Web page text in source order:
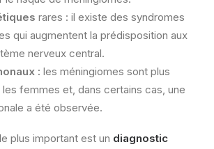
rares : il existe des syndromes
qui augmentent la prédisposition aux
nerveux central.
: les méningiomes sont plus
femmes et, dans certains cas, une
a été observée.
plus important est un diagnostic